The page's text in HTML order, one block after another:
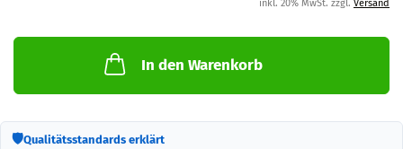
inkl. 20% MwSt. zzgl. Versand
In den Warenkorb
🛡Qualitätsstandards erklärt